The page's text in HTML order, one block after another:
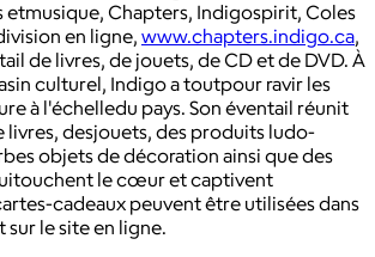
etmusique, Chapters, Indigospirit, Coles
en ligne, www.chapters.indigo.ca,
de livres, de jouets, de CD et de DVD. À
culturel, Indigo a toutpour ravir les
à l'échelledu pays. Son éventail réunit
livres, desjouets, des produits ludo-
objets de décoration ainsi que des
le cœur et captivent
cadeaux peuvent être utilisées dans
sur le site en ligne.